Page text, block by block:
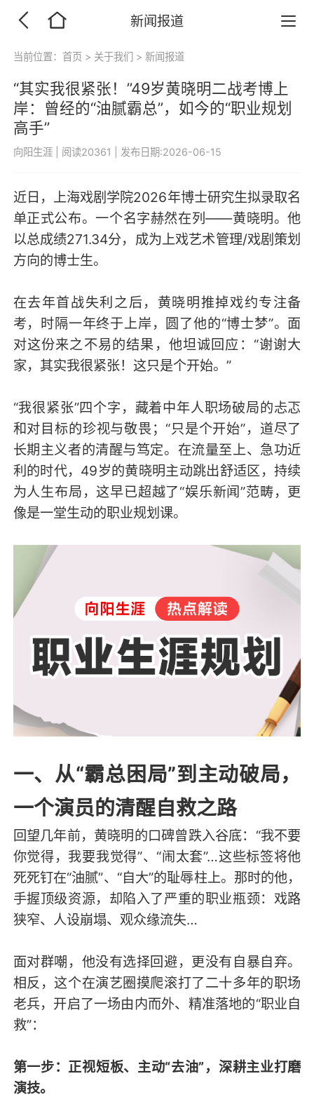
新闻报道
当前位置：首页 > 关于我们 > 新闻报道
“其实我很紧张！”49岁黄晓明二战考博上
岸：曾经的“油腻霸总”，如今的“职业规划
高手”
向阳生涯 阅读20361 发布日期:2026-06-15
近日，上海戏剧学院2026年博士研究生拟录取名
单正式公布。一个名字赫然在列——黄晓明。他
以总成绩271.34分，成为上戏艺术管理/戏剧策划
方向的博士生。
在去年首战失利之后，黄晓明推掉戏约专注备
考，时隔一年终于上岸，圆了他的“博士梦”。面
对这份来之不易的结果，他坦诚回应：“谢谢大
家，其实我很紧张！这只是个开始。”
“我很紧张”四个字，藏着中年人职场破局的忐忑
和对目标的珍视与敬畏；“只是个开始”，道尽了
长期主义者的清醒与笃定。在流量至上、急功近
利的时代，49岁的黄晓明主动跳出舒适区，持续
为人生布局，这早已超越了“娱乐新闻”范畴，更
像是一堂生动的职业规划课。
一、从“霸总困局”到主动破局，
一个演员的清醒自救之路
回望几年前，黄晓明的口碑曾跌入谷底：“我不要
你觉得，我要我觉得”、“闹太套”…这些标签将他
死死钉在“油腻”、“自大”的耻辱柱上。那时的他，
手握顶级资源，却陷入了严重的职业瓶颈：戏路
狭窄、人设崩塌、观众缘流失…
面对群嘲，他没有选择回避，更没有自暴自弃。
相反，这个在演艺圈摸爬滚打了二十多年的职场
老兵，开启了一场由内而外、精准落地的“职业自
救”：
第一步：正视短板、主动“去油”，深耕主业打磨
演技。